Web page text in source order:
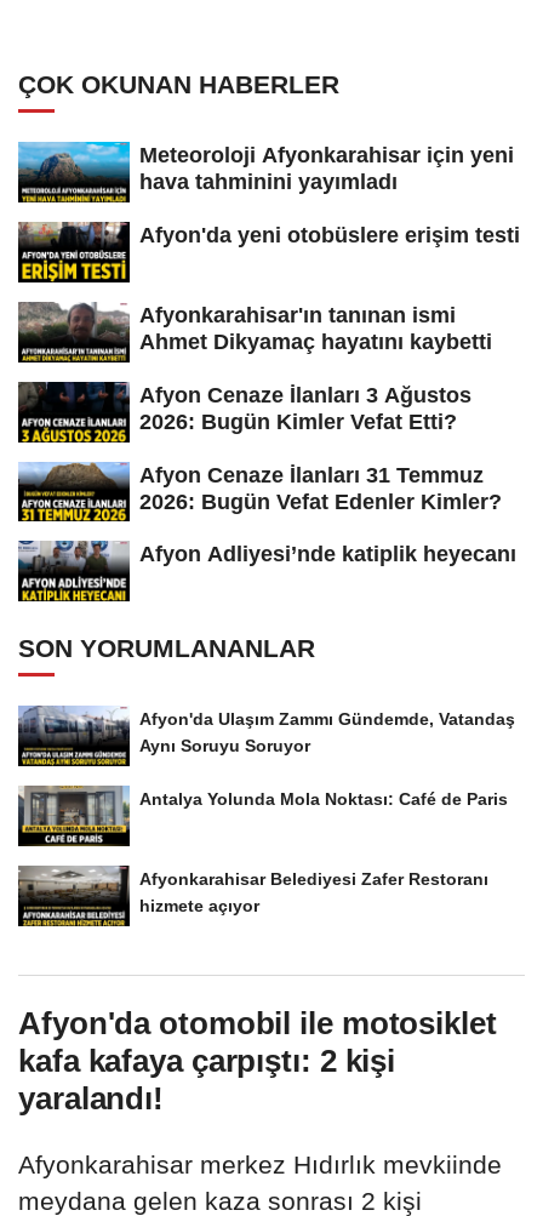
ÇOK OKUNAN HABERLER
Meteoroloji Afyonkarahisar için yeni
hava tahminini yayımladı
Afyon'da yeni otobüslere erişim testi
Afyonkarahisar'ın tanınan ismi
Ahmet Dikyamaç hayatını kaybetti
Afyon Cenaze İlanları 3 Ağustos
2026: Bugün Kimler Vefat Etti?
Afyon Cenaze İlanları 31 Temmuz
2026: Bugün Vefat Edenler Kimler?
Afyon Adliyesi’nde katiplik heyecanı
SON YORUMLANANLAR
Afyon'da Ulaşım Zammı Gündemde, Vatandaş
Aynı Soruyu Soruyor
Antalya Yolunda Mola Noktası: Café de Paris
Afyonkarahisar Belediyesi Zafer Restoranı
hizmete açıyor
Afyon'da otomobil ile motosiklet
kafa kafaya çarpıştı: 2 kişi
yaralandı!
Afyonkarahisar merkez Hıdırlık mevkiinde
meydana gelen kaza sonrası 2 kişi